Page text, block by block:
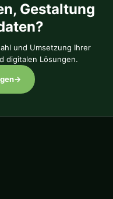
Gestaltung
und Umsetzung Ihrer
digitalen Lösungen.
→